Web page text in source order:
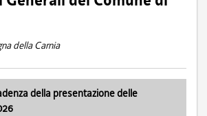
della Carnia
della presentazione delle